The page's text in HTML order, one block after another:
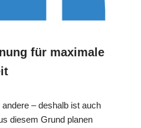
für maximale
– deshalb ist auch
diesem Grund planen